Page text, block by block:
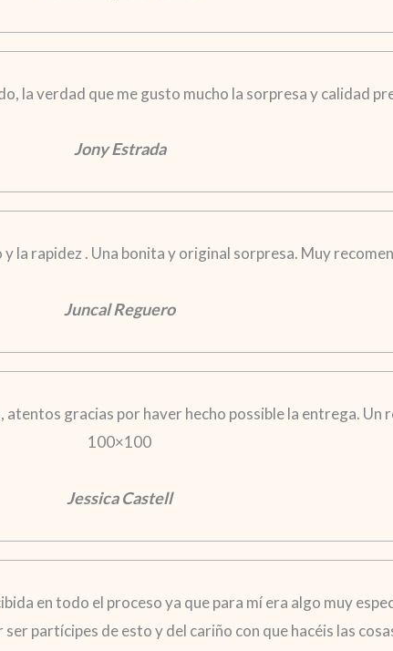
la verdad que me gusto mucho la sorpresa y calidad
Jony Estrada
la rapidez . Una bonita y original sorpresa. Muy
Juncal Reguero
gracias por haver hecho possible la entrega.
100×100
Jessica Castell
en todo el proceso ya que para mí era algo muy
partícipes de esto y del cariño con que hacéis las